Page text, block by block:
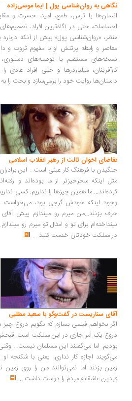
به روان‌شناسی پول | ایما موسی‌زاده
با ترس، طمع، امید، حسرت و مقایسه
حتی در آگاه‌ترین افراد، تصمیم‌های
«روان‌شناسی پول» بیش از آنکه درباره پول
و رابطه پرتنش او با مفهوم ثروت و دارایی
مستقیم یا توصیه‌های دستوری، تجربه
میلیاردرها و حتی افراد عادی را
روایت خود را برمی‌سازد و بحث را به پیش
اخوان ثالث از رهبر انقلاب اسلامی
با فرهنگ کار عبثی است... این برادران آریایی
اینکه سحرخیزتر از ما بوده‌اند و رفته‌اند
ما همین چیزها را نداریم. کسی نداریم از ما
اینکه خودش گرجی بود، می‌خواست در
بزنند...من میرم رو میندازم پیش آقای
برای تو و امثال تو میرم رو میندازم... به
مملکت خودتان خدمت کنید...
سناریست در گفت‌وگو با سعید مطلبی
بخواهم فیلمی بسازم که بگویم دروغ چیز بدی
یک امر جاری در این مملکت است. قبحش از بین
اما می‌گفتند این مسلمان نیست... وقتی به
اجازه کار نداری، یعنی با شکنجه او را
بزنند اما نمی‌توانند من را روی زمین نگه
عاشقانه مردم را دوست داشت ...